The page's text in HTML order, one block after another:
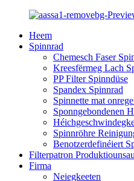
Heem
Spinnrad
Chemesch Faser
Kreesfërmeg Lach
PP Filter Spinndüse
Spandex Spinnrad
Spinnette mat
Sponngebondenen
Spinnröhre
Benotzerdefinéiert
Filterpatron
Firma
Neiegkeeten